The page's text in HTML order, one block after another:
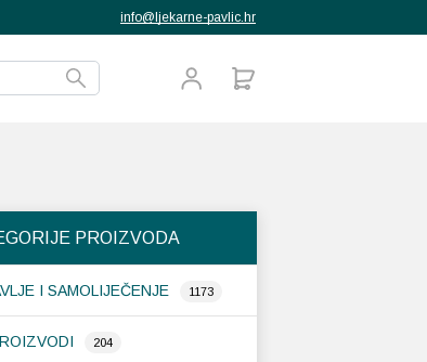
info@ljekarne-pavlic.hr
PROIZVODA
I SAMOLIJEČENJE 1173
204